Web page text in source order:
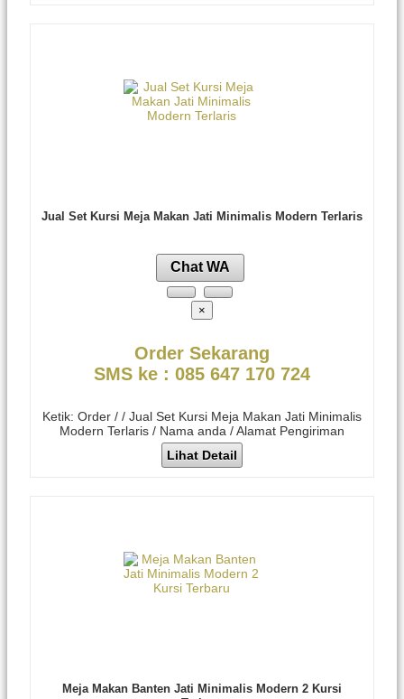
Jual Set Kursi Meja Makan Jati Minimalis Modern Terlaris
Chat WA
×
Order Sekarang
SMS ke : 085 647 170 724
Ketik: Order / / Jual Set Kursi Meja Makan Jati Minimalis
Modern Terlaris / Nama anda / Alamat Pengiriman
Lihat Detail
Meja Makan Banten Jati Minimalis Modern 2 Kursi